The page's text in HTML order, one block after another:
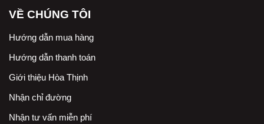
VỀ CHÚNG TÔI
Hướng dẫn mua hàng
Hướng dẫn thanh toán
Giới thiệu Hòa Thịnh
Nhận chỉ đường
Nhận tư vấn miễn phí